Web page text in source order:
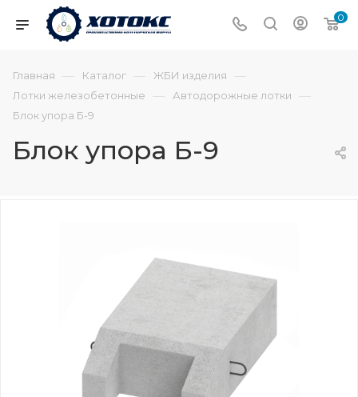
0
Главная — Каталог — ЖБИ изделия —
Лотки железобетонные — Автодорожные лотки —
Блок упора Б-9
Блок упора Б-9